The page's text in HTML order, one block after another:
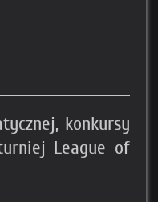
konkursy
League of